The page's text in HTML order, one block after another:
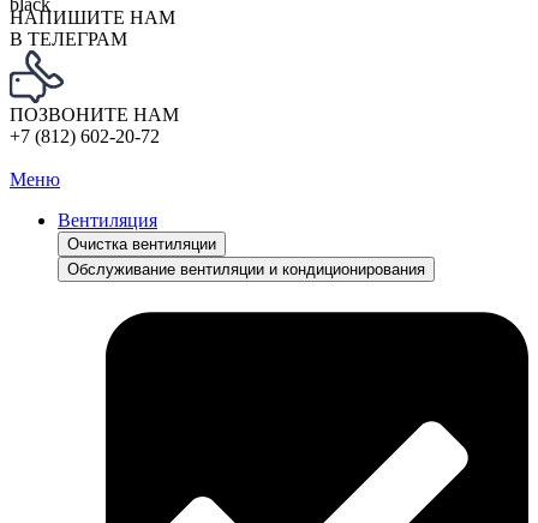
НАПИШИТЕ НАМ
В ТЕЛЕГРАМ
ПОЗВОНИТЕ НАМ
+7 (812) 602-20-72
Меню
Вентиляция
Очистка вентиляции
Обслуживание вентиляции и кондиционирования